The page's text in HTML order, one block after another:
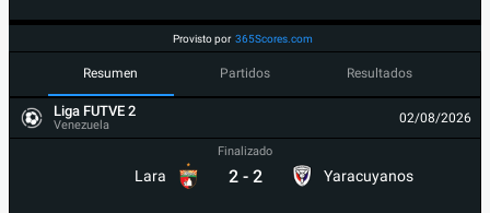
Provisto por 365Scores.com
Resumen Partidos Resultados
Liga FUTVE 2
Venezuela 02/08/2026
Lara
Finalizado
2 - 2 Yaracuyanos